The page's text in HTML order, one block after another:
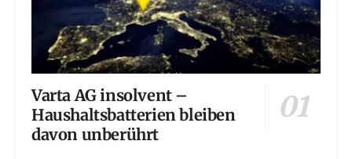
Varta AG insolvent –
Haushaltsbatterien bleiben
davon unberührt